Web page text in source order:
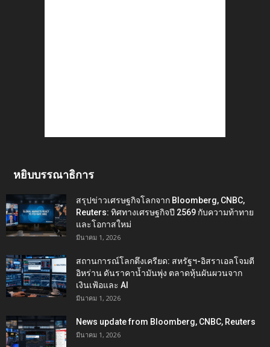
หยิบบรรณาธิการ
สรุปข่าวเศรษฐกิจโลกจาก Bloomberg, CNBC,
Reuters: ทิศทางเศรษฐกิจปี 2569 กับความท้าทาย
และโอกาสใหม่
มีนาคม 1, 2026
สถานการณ์โลกตึงเครียด: สหรัฐฯ-อิสราเอลโจมตี
อิหร่าน ดันราคาน้ำมันพุ่ง ตลาดหุ้นผันผวนจาก
เงินเฟ้อและ AI
มีนาคม 1, 2026
News update from Bloomberg, CNBC, Reuters
มีนาคม 1, 2026